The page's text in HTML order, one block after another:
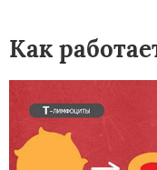
Как